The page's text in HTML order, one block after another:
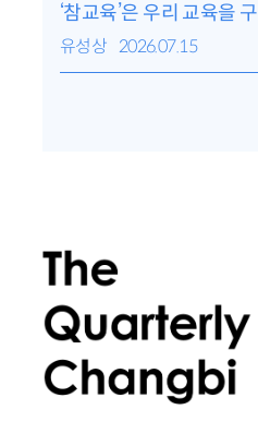
‘참교육’은 우리 교육을
유성상 2026.07.15